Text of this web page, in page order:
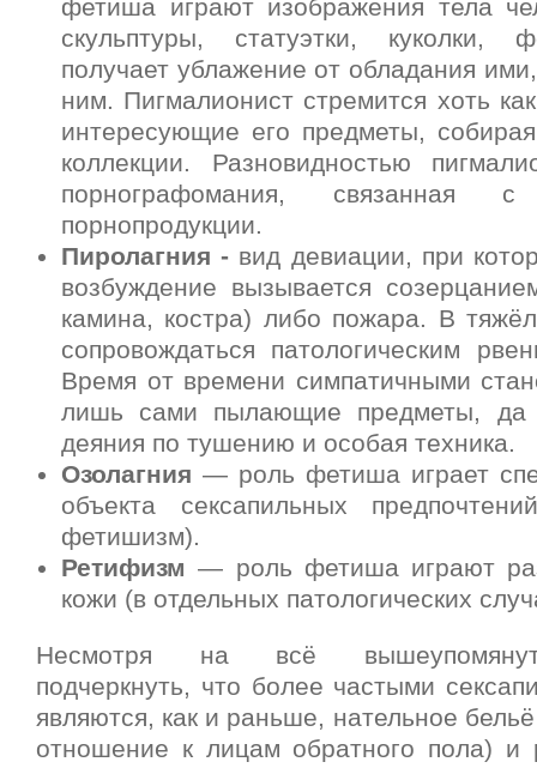
фетиша играют изображения тела
скульптуры, статуэтки, куколки,
получает ублажение от обладания
ним. Пигмалионист стремится хоть
интересующие его предметы,
коллекции. Разновидностью
порнографомания, связанная с
порнопродукции.
Пиролагния - вид девиации, при
возбуждение вызывается
камина, костра) либо пожара. В
сопровождаться патологическим
Время от времени симпатичными
лишь сами пылающие предметы,
деяния по тушению и особая техника.
Озолагния — роль фетиша играет
объекта сексапильных
фетишизм).
Ретифизм — роль фетиша играют
кожи (в отдельных патологических
Несмотря на всё
подчеркнуть, что более частыми
являются, как и раньше, нательное
отношение к лицам обратного пола) и